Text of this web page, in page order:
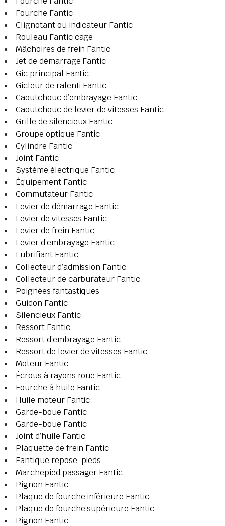
Fourche Fantic
Clignotant ou indicateur Fantic
Rouleau Fantic cage
Mâchoires de frein Fantic
Jet de démarrage Fantic
Gic principal Fantic
Gicleur de ralenti Fantic
Caoutchouc d’embrayage Fantic
Caoutchouc de levier de vitesses Fantic
Grille de silencieux Fantic
Groupe optique Fantic
Cylindre Fantic
Joint Fantic
Système électrique Fantic
Équipement Fantic
Commutateur Fantic
Levier de démarrage Fantic
Levier de vitesses Fantic
Levier de frein Fantic
Levier d’embrayage Fantic
Lubrifiant Fantic
Collecteur d’admission Fantic
Collecteur de carburateur Fantic
Poignées fantastiques
Guidon Fantic
Silencieux Fantic
Ressort Fantic
Ressort d’embrayage Fantic
Ressort de levier de vitesses Fantic
Moteur Fantic
Écrous à rayons roue Fantic
Fourche à huile Fantic
Huile moteur Fantic
Garde-boue Fantic
Garde-boue Fantic
Joint d’huile Fantic
Plaquette de frein Fantic
Fantique repose-pieds
Marchepied passager Fantic
Pignon Fantic
Plaque de fourche inférieure Fantic
Plaque de fourche supérieure Fantic
Pignon Fantic